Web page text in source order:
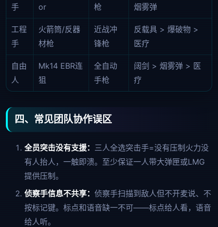
手
or
枪
烟雾弹
工程
手
火箭筒/反器
材枪
近战冲
锋枪
反载具 > 爆破物 >
医疗
自由
人
Mk14 EBR连
狙
全自动
手枪
阔剑 > 烟雾弹 > 医
疗
四、常见团队协作误区
全员突击没有支援： 三人全选突击手=没有压制火力没
有人抬人，一触即溃。至少保证一人带大弹匣或LMG
提供压制。
侦察手信息不共享： 侦察手扫描到敌人但不开麦说、不
按标记键。标点和语音缺一不可——标点给人看，语音
给人听。